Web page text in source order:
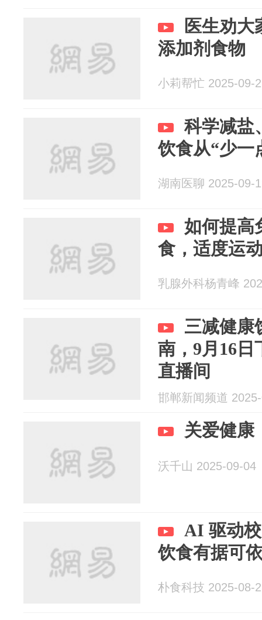
医生劝大
添加剂食物
小莉帮忙 2025-09-
科学减盐
饮食从“少一
湖南医聊 2025-09-
如何提高
食，适度运
乳腺外科杨青峰
三减健康
南，9月16日
直播间
邯郸新闻频道
关爱健康
沃千山 2025-09-04
AI 驱动
饮食有据可
朴食科技 2025-08-